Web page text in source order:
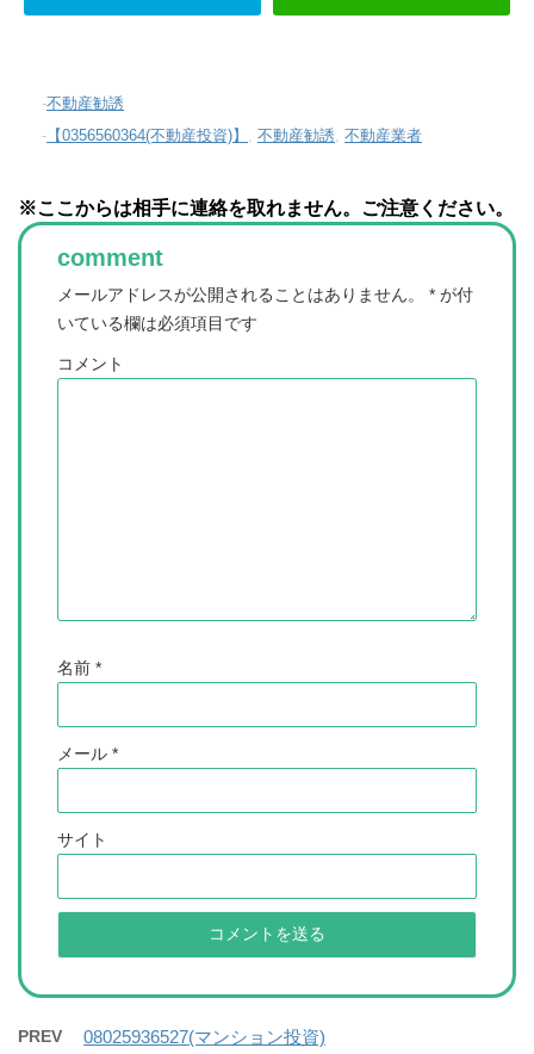
-不動産勧誘
- 【0356560364(不動産投資)】 不動産勧誘 不動産業者
※ここからは相手に連絡を取れません。ご注意ください。
comment
メールアドレスが公開されることはありません。 * が付
いている欄は必須項目です
コメント
名前 *
メール *
サイト
PREV 08025936527(マンション投資)